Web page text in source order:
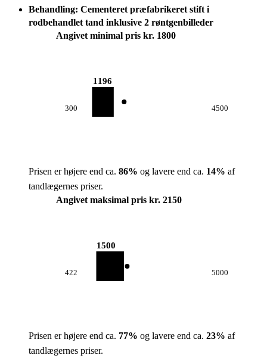
Behandling: Cementeret præfabrikeret stift i
rodbehandlet tand inklusive 2 røntgenbilleder
Angivet minimal pris kr. 1800
300
1196
4500
Prisen er højere end ca. 86% og lavere end ca. 14% af
tandlægernes priser.
Angivet maksimal pris kr. 2150
422
1500
5000
Prisen er højere end ca. 77% og lavere end ca. 23% af
tandlægernes priser.